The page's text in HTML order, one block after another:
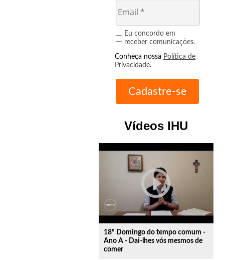
Eu concordo em
receber comunicações.
Conheça nossa Política de
Privacidade.
Vídeos IHU
play_circle_outline
18º Domingo do tempo comum -
Ano A - Dai-lhes vós mesmos de
comer